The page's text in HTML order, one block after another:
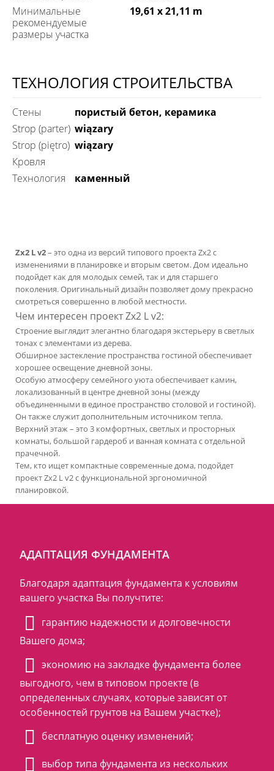
Минимальные
рекомендуемые
размеры участка
19,61 x 21,11 m
ТЕХНОЛОГИЯ СТРОИТЕЛЬСТВА
Стены
пористый бетон, керамика
Strop (parter) wiązary
Strop (piętro) wiązary
Кровля
технология
каменный
Zx2 L v2– это одна из версий типового проекта Zx2 c
изменениями в планировке и вторым светом. Дом идеально
подойдет как для молодых семей, так и для старшего
поколения. Оригинальный дизайн позволяет дому прекрасно
смотреться совершенно в любой местности.
Чем интересен проект Zx2 L v2:
Строение выглядит элегантно благодаря экстерьеру в светлых
тонах с элементами из дерева.
Обширное застекление пространства гостиной обеспечивает
хорошее освещение дневной зоны.
Особую атмосферу семейного уюта обеспечивает камин,
локализованный в центре дневной зоны (между
объединенными в единое пространство столовой и гостиной).
Он также служит дополнительным источником тепла.
Верхний этаж – это 3 комфортных, светлых и просторных
комнаты, большой гардероб и ванная комната с отдельной
прачечной.
Тем, кто ищет компактные современные дома, подойдет
проект Zx2 L v2 с функциональной эргономичной
планировкой.
АДАПТАЦИЯ ФУНДАМЕНТА
Благодаря адаптация фундамента к условиям
вашего участка Вы получтите:
гарантию надежности и долговечности
Вашего дома;
экономию на закладке фундамента более
выгодного, чем в типовом проекте (в
определенных случаях, которые зависят от
особенностей грунтов на Вашем участке);
бесплатную оценку изменений;
выбор типа фундамента из нескольких